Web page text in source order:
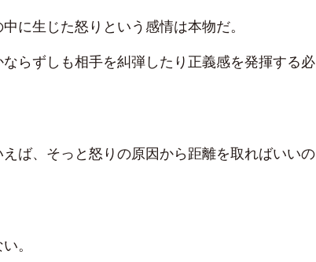
に生じた怒りという感情は本物だ。
らずしも相手を糾弾したり正義感を発揮する必
ば、そっと怒りの原因から距離を取ればいいの
。